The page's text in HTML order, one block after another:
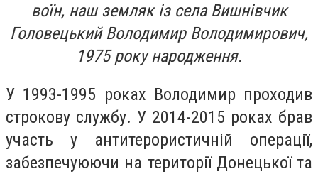
воїн, наш земляк із села Вишнівчик
Головецький Володимир Володимирович,
1975 року народження.
У 1993-1995 роках Володимир проходив
строкову службу. У 2014-2015 роках брав
участь у антитерористичній операції,
забезпечуюючи на території Донецької та